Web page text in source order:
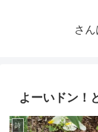
さ
よーいドン！
詩